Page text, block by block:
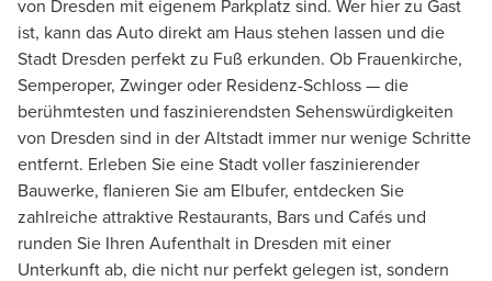
von Dresden mit eigenem Parkplatz sind. Wer hier zu Gast
ist, kann das Auto direkt am Haus stehen lassen und die
Stadt Dresden perfekt zu Fuß erkunden. Ob Frauenkirche,
Semperoper, Zwinger oder Residenz-Schloss — die
berühmtesten und faszinierendsten Sehenswürdigkeiten
von Dresden sind in der Altstadt immer nur wenige Schritte
entfernt. Erleben Sie eine Stadt voller faszinierender
Bauwerke, flanieren Sie am Elbufer, entdecken Sie
zahlreiche attraktive Restaurants, Bars und Cafés und
runden Sie Ihren Aufenthalt in Dresden mit einer
Unterkunft ab, die nicht nur perfekt gelegen ist, sondern